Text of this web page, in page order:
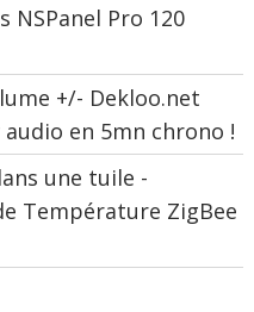
NSPanel Pro 120
+/- Dekloo.net
en 5mn chrono !
une tuile -
Température ZigBee